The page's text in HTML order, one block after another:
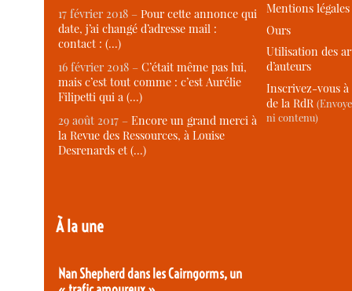
17 février 2018 –Pour cette annonce qui
date, j’ai changé d’adresse mail :
contact : (…)
16 février 2018 –C’était même pas lui,
mais c’est tout comme : c’est Aurélie
Filipetti qui a (…)
29 août 2017 –Encore un grand merci à
la Revue des Ressources, à Louise
Desrenards et (…)
À la une
Nan Shepherd dans les Cairngorms, un
Mentions légales
Ours
Utilisation des
d’auteurs
Inscrivez-vous
de la RdR
ni contenu)